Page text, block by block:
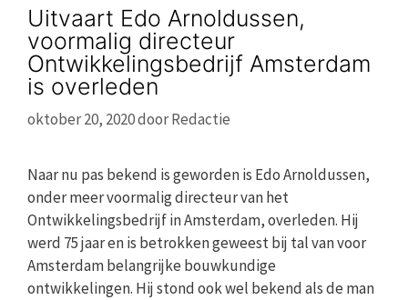
Uitvaart Edo Arnoldussen,
voormalig directeur
Ontwikkelingsbedrijf Amsterdam
is overleden
oktober 20, 2020doorRedactie
Naar nu pas bekend is geworden is Edo Arnoldussen,
onder meer voormalig directeur van het
Ontwikkelingsbedrijf in Amsterdam, overleden. Hij
werd 75 jaar en is betrokken geweest bij tal van voor
Amsterdam belangrijke bouwkundige
ontwikkelingen. Hij stond ook wel bekend als de man